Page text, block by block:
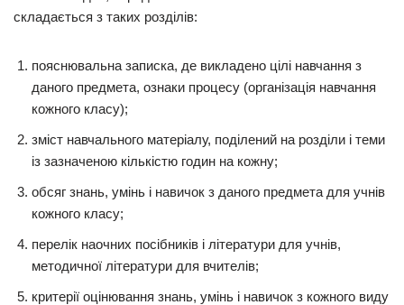
складається з таких розділів:
пояснювальна записка, де викладено цілі навчання з
даного предмета, ознаки процесу (організація навчання
кожного класу);
зміст навчального матеріалу, поділений на розділи і теми
із зазначеною кількістю годин на кожну;
обсяг знань, умінь і навичок з даного предмета для учнів
кожного класу;
перелік наочних посібників і літератури для учнів,
методичної літератури для вчителів;
критерії оцінювання знань, умінь і навичок з кожного виду